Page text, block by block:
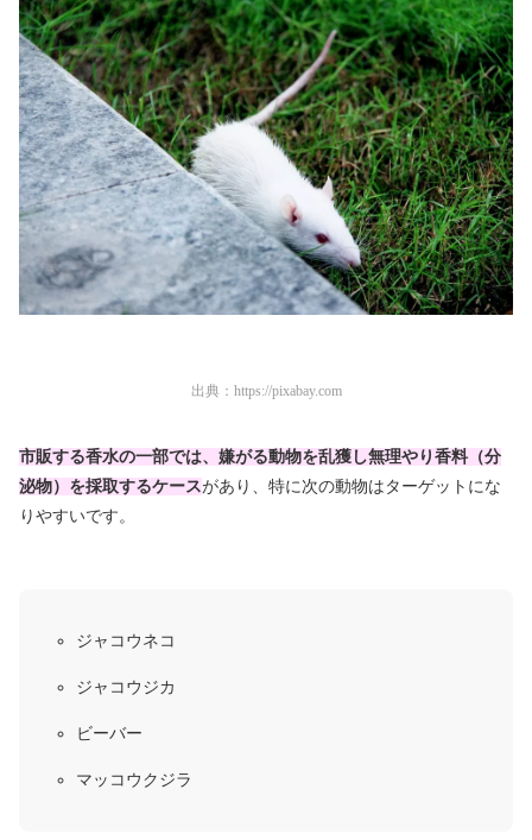
出典： https://pixabay.com
市販する香水の一部では、嫌がる動物を乱獲し無理やり香料（分
泌物）を採取するケースがあり、特に次の動物はターゲットにな
りやすいです。
ジャコウネコ
ジャコウジカ
ビーバー
マッコウクジラ